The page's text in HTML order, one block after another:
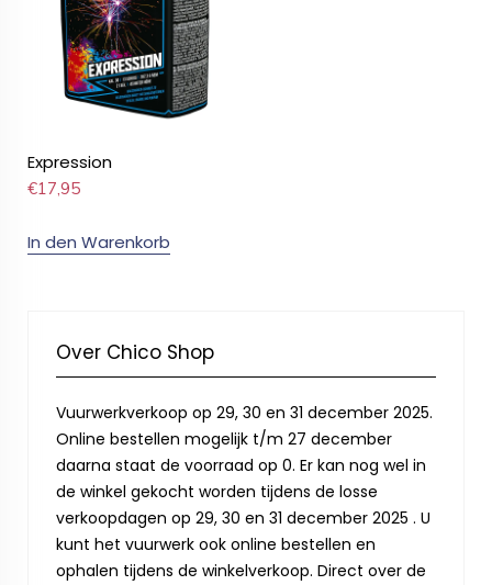
Expression
€17,95
In den Warenkorb
Over Chico Shop
Vuurwerkverkoop op 29, 30 en 31 december 2025.
Online bestellen mogelijk t/m 27 december
daarna staat de voorraad op 0. Er kan nog wel in
de winkel gekocht worden tijdens de losse
verkoopdagen op 29, 30 en 31 december 2025 . U
kunt het vuurwerk ook online bestellen en
ophalen tijdens de winkelverkoop. Direct over de